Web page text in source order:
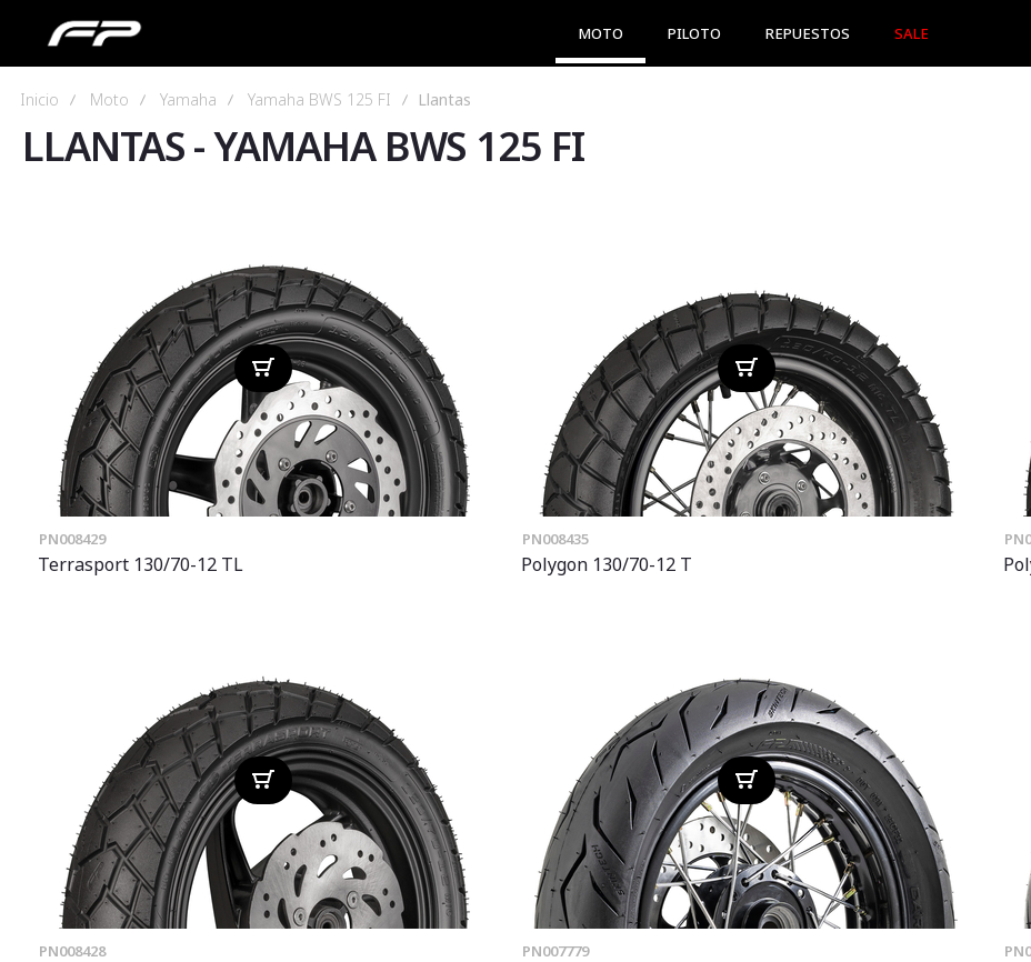
MOTO PILOTO REPUESTOS SALE
Inicio Moto Yamaha Yamaha BWS 125 FI Llantas
LLANTAS-YAMAHA BWS 125 FI
PN008429
Terrasport 130/70-12 TL
PN008435
Polygon 130/70-12 T
PN008428 PN007779